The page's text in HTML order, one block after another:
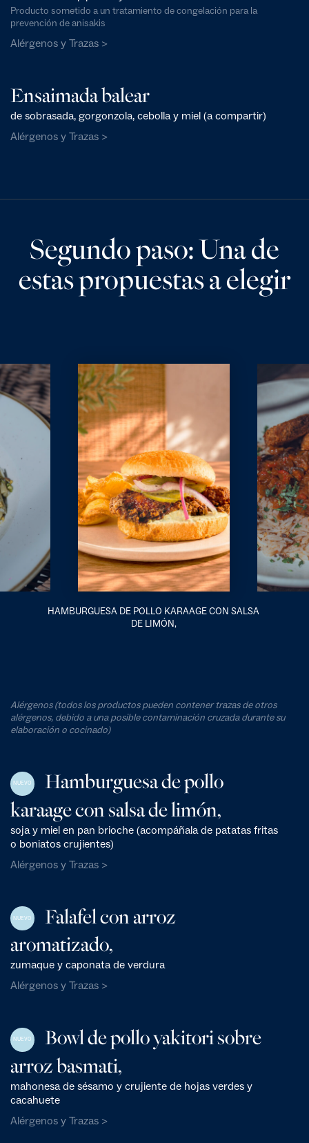
Producto sometido a un tratamiento de congelación para la
prevención de anisakis
Alérgenos y Trazas >
Ensaimada balear
de sobrasada, gorgonzola, cebolla y miel (a compartir)
Alérgenos y Trazas >
Segundo paso: Una de
estas propuestas a elegir
HAMBURGUESA DE POLLO KARAAGE CON SALSA
DE LIMÓN,
Alérgenos (todos los productos pueden contener trazas de otros
alérgenos, debido a una posible contaminación cruzada durante su
elaboración o cocinado)
NUEVO
Hamburguesa de pollo
karaage con salsa de limón,
soja y miel en pan brioche (acompáñala de patatas fritas
o boniatos crujientes)
Alérgenos y Trazas >
NUEVO
Falafel con arroz
aromatizado,
zumaque y caponata de verdura
Alérgenos y Trazas >
NUEVO
Bowl de pollo yakitori sobre
arroz basmati,
mahonesa de sésamo y crujiente de hojas verdes y
cacahuete
Alérgenos y Trazas >